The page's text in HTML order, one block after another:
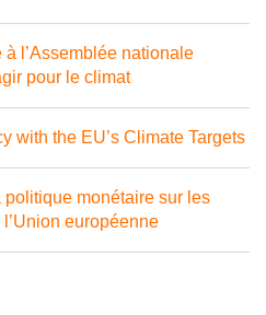
l’Assemblée nationale
pour le climat
with the EU’s Climate Targets
politique monétaire sur les
européenne